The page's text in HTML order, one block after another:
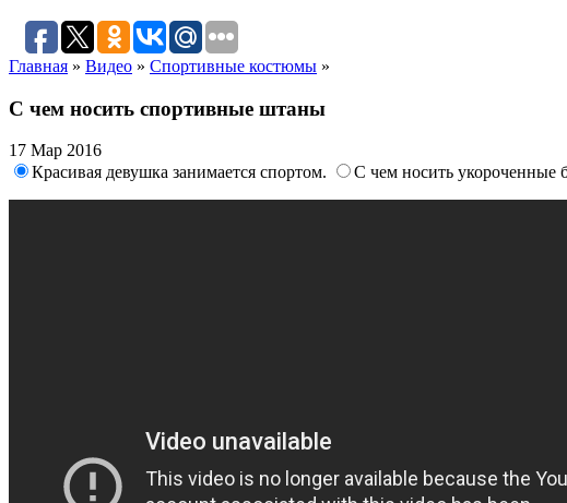
Главная » Видео » Спортивные костюмы »
С чем носить спортивные штаны
17 Мар 2016
Красивая девушка занимается спортом.
С чем носить укороченные